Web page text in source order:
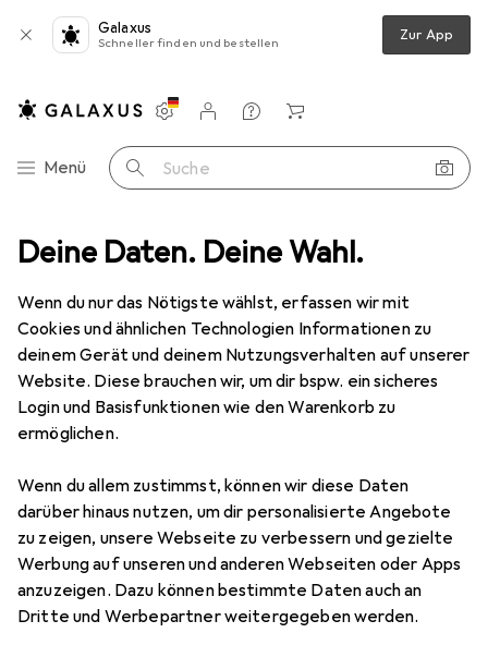
Deine Daten. Deine Wahl.
Wenn du nur das Nötigste wählst, erfassen wir mit
Cookies und ähnlichen Technologien Informationen zu
deinem Gerät und deinem Nutzungsverhalten auf unserer
Website. Diese brauchen wir, um dir bspw. ein sicheres
Login und Basisfunktionen wie den Warenkorb zu
ermöglichen.
Wenn du allem zustimmst, können wir diese Daten
darüber hinaus nutzen, um dir personalisierte Angebote
zu zeigen, unsere Webseite zu verbessern und gezielte
Werbung auf unseren und anderen Webseiten oder Apps
anzuzeigen. Dazu können bestimmte Daten auch an
Dritte und Werbepartner weitergegeben werden.
Galaxus
Schneller finden und bestellen Zur App
Navigation nach Kategorien
Menü Suche
Einstellungen
Kundenkonto
Vergleichslisten
Merklisten
Warenkorb
Möbel Schlafzimmer Matratze Beliani Mono Stark
6 Bilder
Beliani Mono Stark
180 x 200 cm
Bewertungen Marke
Mehr von Beliani
Aktuell nicht lieferbar
Benachrichtigen, wenn lieferbar